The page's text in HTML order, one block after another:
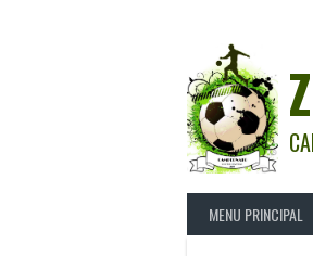
MENU PRINCIPAL